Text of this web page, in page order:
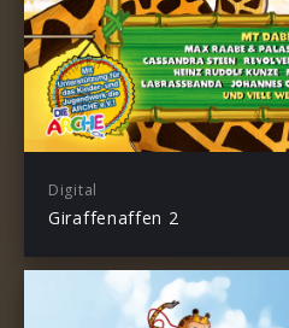
Digital
Giraffenaffen 2